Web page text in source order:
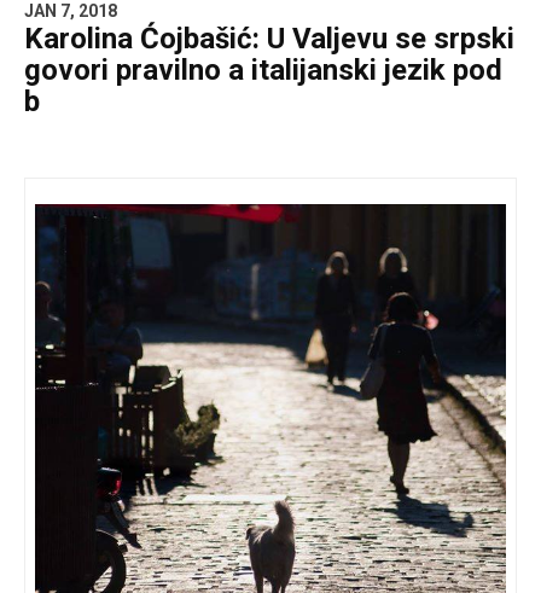
JAN 7, 2018
Karolina Ćojbašić: U Valjevu se srpski
govori pravilno a italijanski jezik pod
b